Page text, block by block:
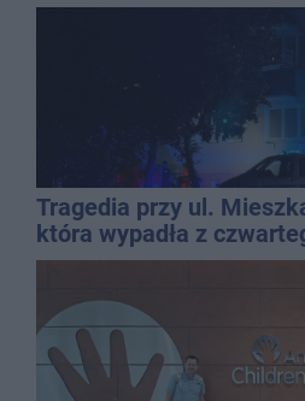
Tragedia przy ul.
która wypadła z